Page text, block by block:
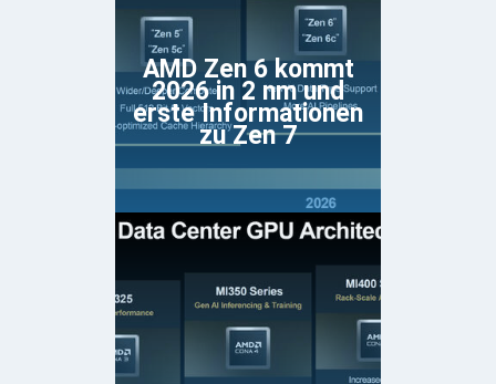
AMD Zen 6 kommt
2026 in 2 nm und
erste Informationen
zu Zen 7